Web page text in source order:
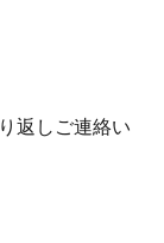
返しご連絡い